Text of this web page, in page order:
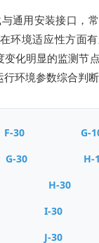
通用安装接口，
环境适应性方面
变化明显的监测节
环境参数综合判断
F-30
G-
G-30
H-
H-30
I-30
J-30